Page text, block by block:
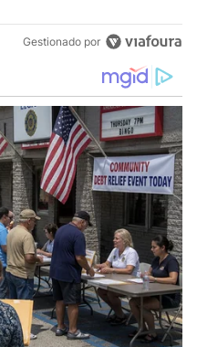
Gestionado por